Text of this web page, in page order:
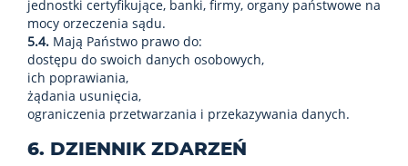
jednostki certyfikujące, banki, firmy, organy państwowe na
mocy orzeczenia sądu.
5.4. Mają Państwo prawo do:
dostępu do swoich danych osobowych,
ich poprawiania,
żądania usunięcia,
ograniczenia przetwarzania i przekazywania danych.
6. DZIENNIK ZDARZEŃ